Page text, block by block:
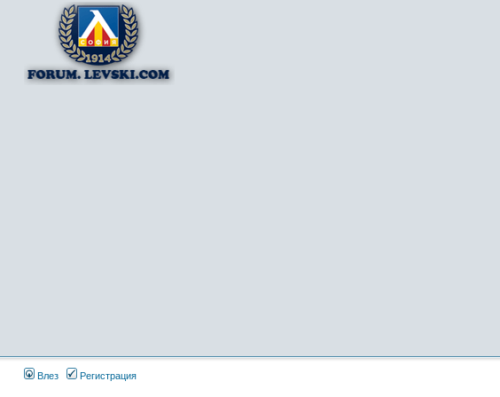
Влез Регистрация